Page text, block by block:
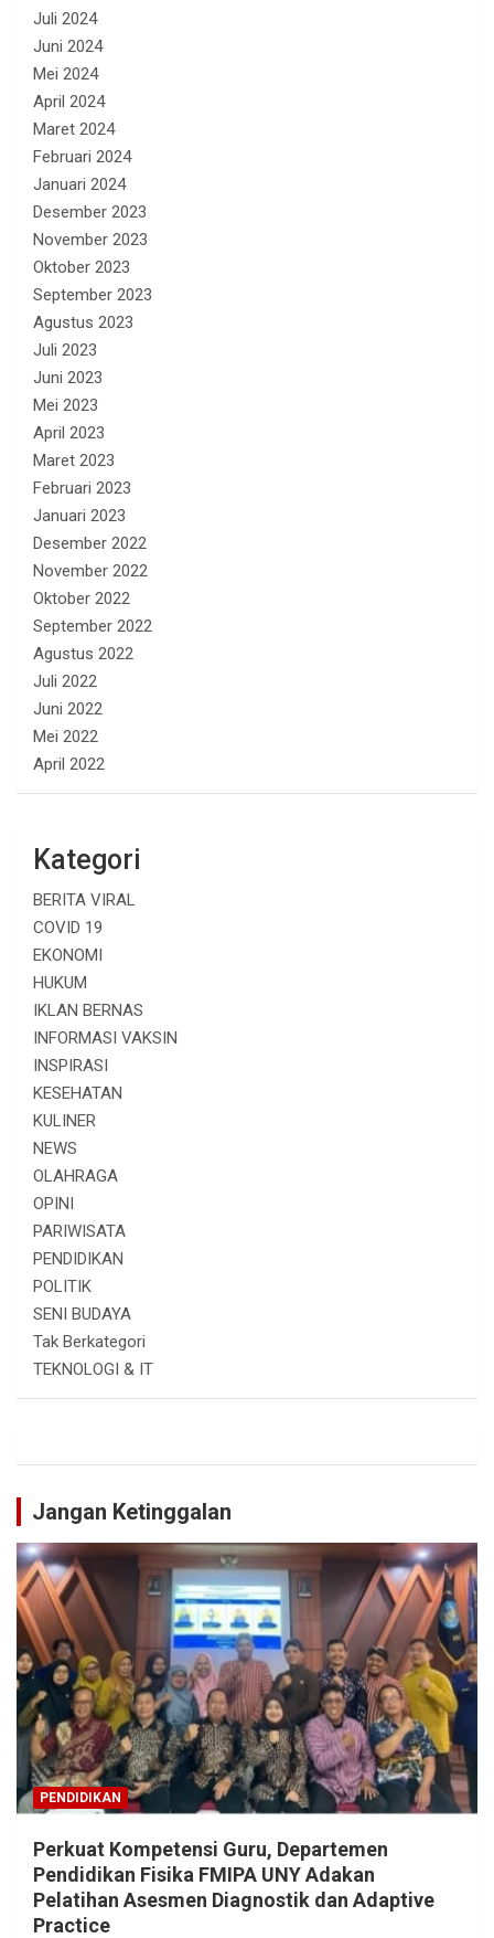
Juli 2024
Juni 2024
Mei 2024
April 2024
Maret 2024
Februari 2024
Januari 2024
Desember 2023
November 2023
Oktober 2023
September 2023
Agustus 2023
Juli 2023
Juni 2023
Mei 2023
April 2023
Maret 2023
Februari 2023
Januari 2023
Desember 2022
November 2022
Oktober 2022
September 2022
Agustus 2022
Juli 2022
Juni 2022
Mei 2022
April 2022
Kategori
BERITA VIRAL
COVID 19
EKONOMI
HUKUM
IKLAN BERNAS
INFORMASI VAKSIN
INSPIRASI
KESEHATAN
KULINER
NEWS
OLAHRAGA
OPINI
PARIWISATA
PENDIDIKAN
POLITIK
SENI BUDAYA
Tak Berkategori
TEKNOLOGI & IT
Jangan Ketinggalan
PENDIDIKAN
Perkuat Kompetensi Guru, Departemen
Pendidikan Fisika FMIPA UNY Adakan
Pelatihan Asesmen Diagnostik dan Adaptive
Practice